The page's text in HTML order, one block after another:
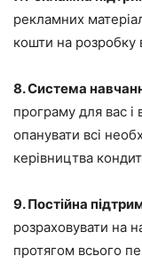
рекламних
кошти на розробку
8. Система
програму для вас
опанувати всі
керівництва
9. Постійна
розраховувати на
протягом всього